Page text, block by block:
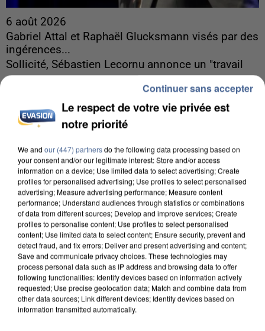
6 août 2026
Gabriel Attal et Raphaël Glucksmann visés par des
ingérences...
Sollicité, Sébastien Lecornu annonce un "travail
commun" avec les partis à la rentrée.
6 août 2026
Une touriste de l’Oise emportée par une coulée de
Le respect de votre vie privée est
notre priorité
We and our (447) partnersdo the following data processing based on
your consent and/or our legitimate interest: Store and/or access
information on a device; Use limited data to select advertising; Create
profiles for personalised advertising; Use profiles to select personalised
advertising; Measure advertising performance; Measure content
performance; Understand audiences through statistics or combinations
of data from different sources; Develop and improve services; Create
profiles to personalise content; Use profiles to select personalised
content; Use limited data to select content; Ensure security, prevent and
detect fraud, and fix errors; Deliver and present advertising and content;
Save and communicate privacy choices. These technologies may
process personal data such as IP address and browsing data to offer
following functionalities: Identify devices based on information actively
requested; Use precise geolocation data; Match and combine data from
other data sources; Link different devices; Identify devices based on
information transmitted automatically.
Continuer sans accepter